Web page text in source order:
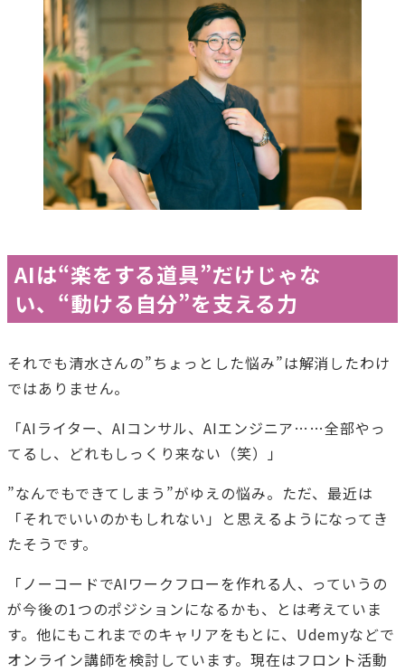
AIは“楽をする道具”だけじゃな
い、“動ける自分”を支える力
それでも清水さんの”ちょっとした悩み”は解消したわけ
ではありません。
「AIライター、AIコンサル、AIエンジニア……全部やっ
てるし、どれもしっくり来ない（笑）」
”なんでもできてしまう”がゆえの悩み。ただ、最近は
「それでいいのかもしれない」と思えるようになってき
たそうです。
「ノーコードでAIワークフローを作れる人、っていうの
が今後の1つのポジションになるかも、とは考えていま
す。他にもこれまでのキャリアをもとに、Udemyなどで
オンライン講師を検討しています。現在はフロント活動